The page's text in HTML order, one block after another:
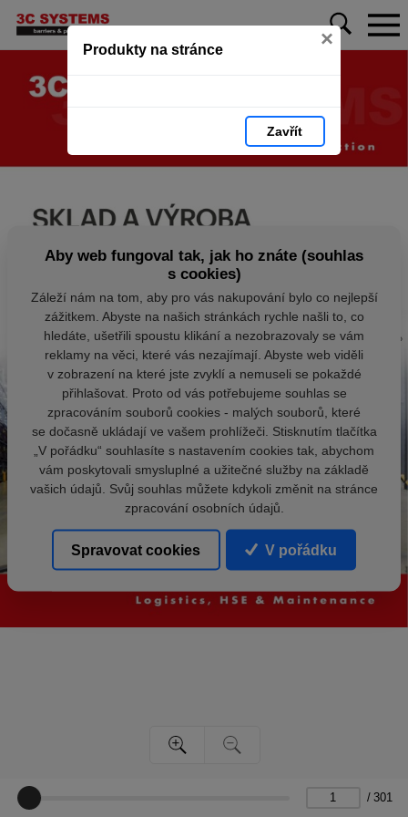
Produkty na stránce ×
Zavřít
/ 301
Aby web fungoval tak, jak ho znáte (souhlas
s cookies)
Záleží nám na tom, aby pro vás nakupování bylo co nejlepší
zážitkem. Abyste na našich stránkách rychle našli to, co
hledáte, ušetřili spoustu klikání a nezobrazovaly se vám
reklamy na věci, které vás nezajímají. Abyste web viděli
v zobrazení na které jste zvyklí a nemuseli se pokaždé
přihlašovat. Proto od vás potřebujeme souhlas se
zpracováním souborů cookies - malých souborů, které
se dočasně ukládají ve vašem prohlížeči. Stisknutím tlačítka
„V pořádku“ souhlasíte s nastavením cookies tak, abychom
vám poskytovali smysluplné a užitečné služby na základě
vašich údajů. Svůj souhlas můžete kdykoli změnit na stránce
zpracování osobních údajů.
Spravovat cookies V pořádku